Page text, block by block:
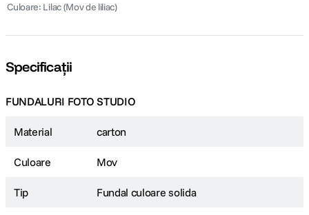
 Culoare: Lilac (Mov de liliac)
Specificații
FUNDALURI FOTO STUDIO
Material carton
Culoare Mov
Tip Fundal culoare solida